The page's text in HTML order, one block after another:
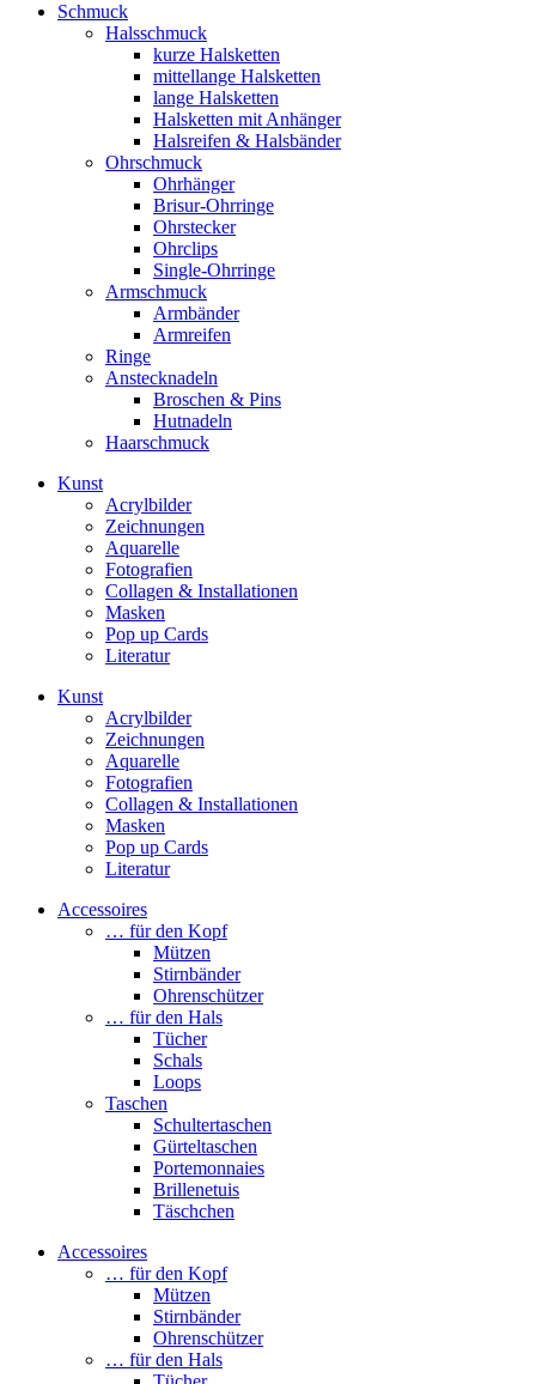
Schmuck
Halsschmuck
kurze Halsketten
mittellange Halsketten
lange Halsketten
Halsketten mit Anhänger
Halsreifen & Halsbänder
Ohrschmuck
Ohrhänger
Brisur-Ohrringe
Ohrstecker
Ohrclips
Single-Ohrringe
Armschmuck
Armbänder
Armreifen
Ringe
Anstecknadeln
Broschen & Pins
Hutnadeln
Haarschmuck
Kunst
Acrylbilder
Zeichnungen
Aquarelle
Fotografien
Collagen & Installationen
Masken
Pop up Cards
Literatur
Kunst
Acrylbilder
Zeichnungen
Aquarelle
Fotografien
Collagen & Installationen
Masken
Pop up Cards
Literatur
Accessoires
… für den Kopf
Mützen
Stirnbänder
Ohrenschützer
… für den Hals
Tücher
Schals
Loops
Taschen
Schultertaschen
Gürteltaschen
Portemonnaies
Brillenetuis
Täschchen
Accessoires
… für den Kopf
Mützen
Stirnbänder
Ohrenschützer
… für den Hals